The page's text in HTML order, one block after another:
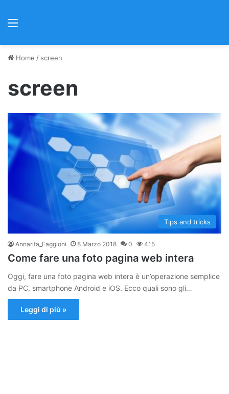
Home / screen
screen
Tips and tricks
Annarita_Faggioni 8 Marzo 2018 0 415
Come fare una foto pagina web intera
Oggi, fare una foto pagina web intera è un’operazione semplice
da PC, smartphone Android e iOS. Ecco quali sono gli…
Leggi di più »